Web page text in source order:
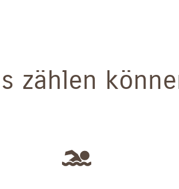
zählen